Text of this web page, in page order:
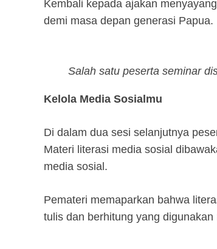
Kembali kepada ajakan
demi masa depan generasi Papua.
Salah satu peserta seminar
Kelola Media Sosialmu
Di dalam dua sesi selanjutnya
Materi literasi media sosial
media sosial.
Pemateri memaparkan bahwa
tulis dan berhitung yang